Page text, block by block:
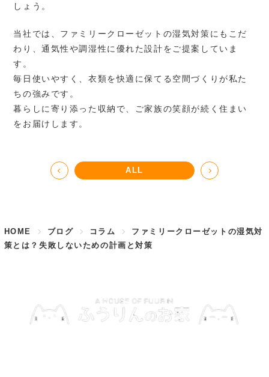
しょう。
当社では、ファミリークローゼットの湿気対策にもこだ
わり、通気性や調湿性に優れた設計をご提案していま
す。
毎日使いやすく、衣類を快適に保てる空間づくりが私た
ちの強みです。
暮らしに寄り添った収納で、ご家族の笑顔が続く住まい
をお届けします。
ALL
HOME ブログ コラム
ファミリークローゼットの湿気対
策とは？失敗しないための計画と対策